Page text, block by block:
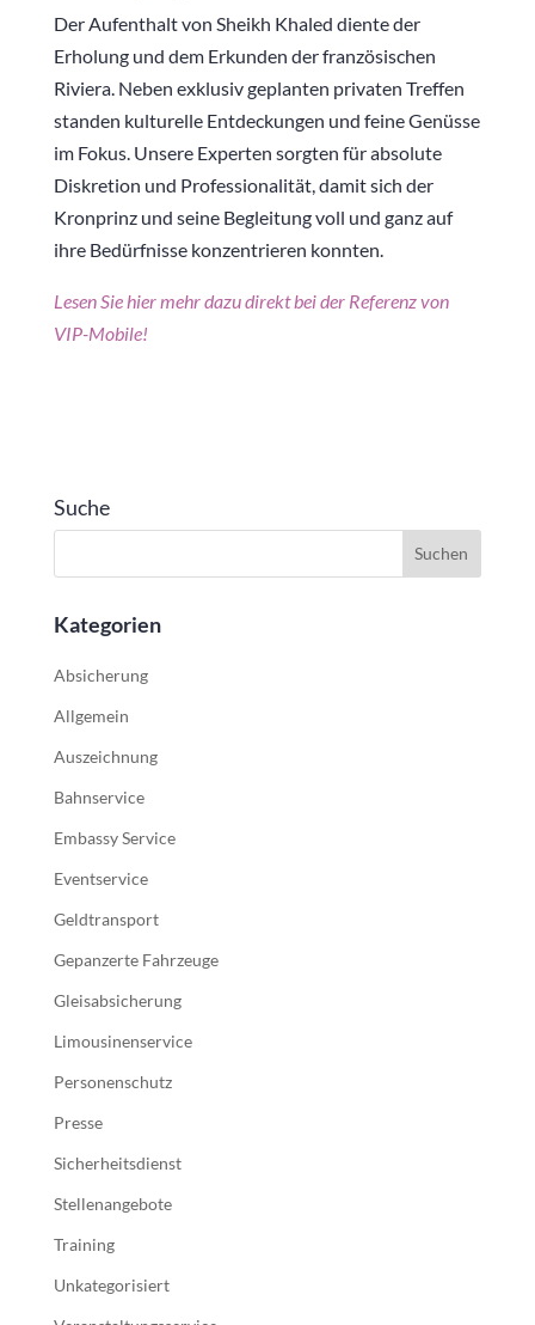
Der Aufenthalt von Sheikh Khaled diente der
Erholung und dem Erkunden der französischen
Riviera. Neben exklusiv geplanten privaten Treffen
standen kulturelle Entdeckungen und feine Genüsse
im Fokus. Unsere Experten sorgten für absolute
Diskretion und Professionalität, damit sich der
Kronprinz und seine Begleitung voll und ganz auf
ihre Bedürfnisse konzentrieren konnten.
Lesen Sie hier mehr dazu direkt bei der Referenz von
VIP-Mobile!
Suche
Kategorien
Absicherung
Allgemein
Auszeichnung
Bahnservice
Embassy Service
Eventservice
Geldtransport
Gepanzerte Fahrzeuge
Gleisabsicherung
Limousinenservice
Personenschutz
Presse
Sicherheitsdienst
Stellenangebote
Training
Unkategorisiert